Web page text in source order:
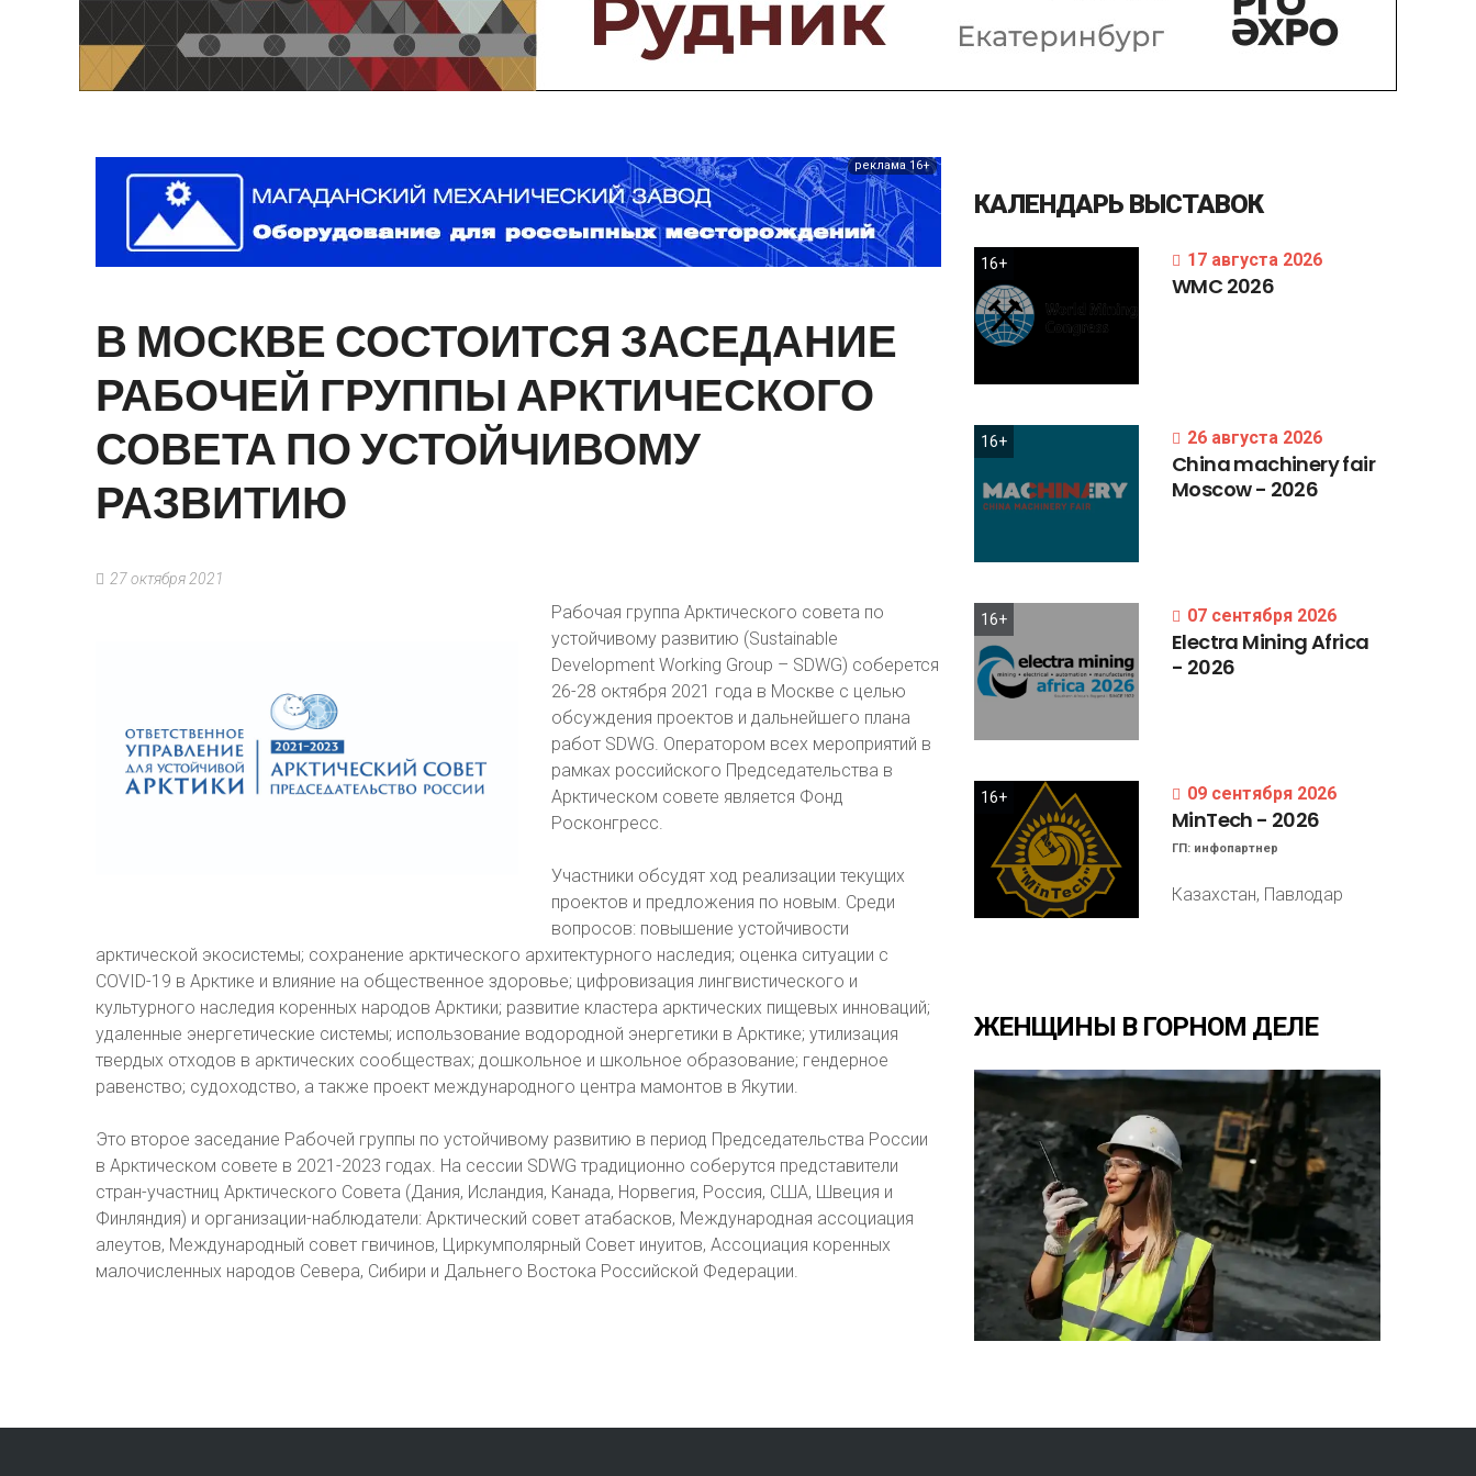
Предприятия и компании
Интервью
Выставки, Конференции
реклама 16+
В МОСКВЕСОСТОИТСЯ ЗАСЕДАНИЕ
РАБОЧЕЙ ГРУППЫАРКТИЧЕСКОГО
СОВЕТАПОУСТОЙЧИВОМУ
РАЗВИТИЮ
27 октября 2021
Рабочая группа Арктического совета по
устойчивому развитию (Sustainable
Development Working Group – SDWG) соберется
26-28 октября 2021 года в Москве с целью
обсуждения проектов и дальнейшего плана
работ SDWG. Оператором всех мероприятий в
рамках российского Председательства в
Арктическом совете является Фонд
Росконгресс.
Участники обсудят ход реализации текущих
проектов и предложения по новым. Среди
вопросов: повышение устойчивости
арктической экосистемы; сохранение арктического архитектурного наследия; оценка ситуации с
COVID-19 в Арктике и влияние на общественное здоровье; цифровизация лингвистического и
культурного наследия коренных народов Арктики; развитие кластера арктических пищевых инноваций;
удаленные энергетические системы; использование водородной энергетики в Арктике; утилизация
твердых отходов в арктических сообществах; дошкольное и школьное образование; гендерное
равенство; судоходство, а также проект международного центра мамонтов в Якутии.
Это второе заседание Рабочей группы по устойчивому развитию в период Председательства России
в Арктическом совете в 2021-2023 годах. На сессии SDWG традиционно соберутся представители
стран-участниц Арктического Совета (Дания, Исландия, Канада, Норвегия, Россия, США, Швеция и
Финляндия) и организации-наблюдатели: Арктический совет атабасков, Международная ассоциация
алеутов, Международный совет гвичинов, Циркумполярный Совет инуитов, Ассоциация коренных
малочисленных народов Севера, Сибири и Дальнего Востока Российской Федерации.
КАЛЕНДАРЬ ВЫСТАВОК
16+ 17 августа 2026
WMC 2026
16+ 26 августа 2026
Chinamachineryfair
Moscow- 2026
16+ 07 сентября 2026
Electra MiningAfrica
- 2026
16+ 09 сентября 2026
MinTech - 2026
ГП: инфопартнер
Казахстан, Павлодар
ЖЕНЩИНЫ В ГОРНОМ ДЕЛЕ